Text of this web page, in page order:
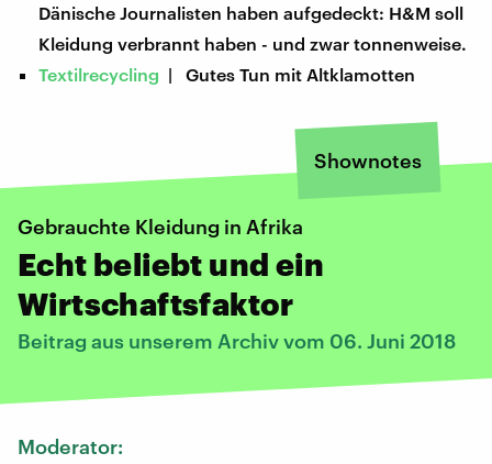
Dänische Journalisten haben aufgedeckt: H&M soll
Kleidung verbrannt haben - und zwar tonnenweise.
Textilrecycling | Gutes Tun mit Altklamotten
Shownotes
Gebrauchte Kleidung in Afrika
Echt beliebt und ein
Wirtschaftsfaktor
Beitrag aus unserem Archiv vom 06. Juni 2018
Moderator: